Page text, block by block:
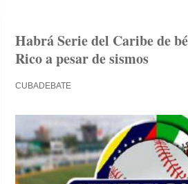
Habrá Serie del Caribe de
Rico a pesar de sismos
CUBADEBATE